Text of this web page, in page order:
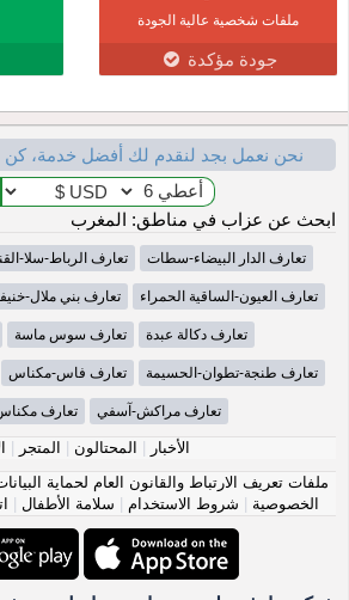
ملفات شخصية عالية الجودة
جودة مؤكدة
نحن نعمل بجد لنقدم لك أفضل خدمة،
ابحث عن عزاب في مناطق: المغرب
تعارف الدار البيضاء-سطات تعارف الرباط-سلا-
تعارف العيون-الساقية الحمراء تعارف بني ملال-
تعارف دكالة عبدة تعارف سوس ماسة
تعارف طنجة-تطوان-الحسيمة تعارف فاس-مكناس
تعارف مراكش-آسفي تعارف
الأخبار | المحتالون | المتجر |
ملفات تعريف الارتباط والقانون العام لحماية
الخصوصية | شروط الاستخدام | سلامة الأطفال |